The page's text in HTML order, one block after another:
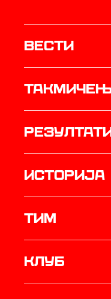
Вести
историја
ТИМ
Клуб